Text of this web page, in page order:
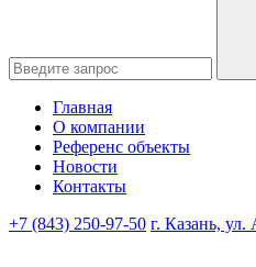
Главная
О компании
Референс объекты
Новости
Контакты
+7 (843) 250-97-50 г. Казань,